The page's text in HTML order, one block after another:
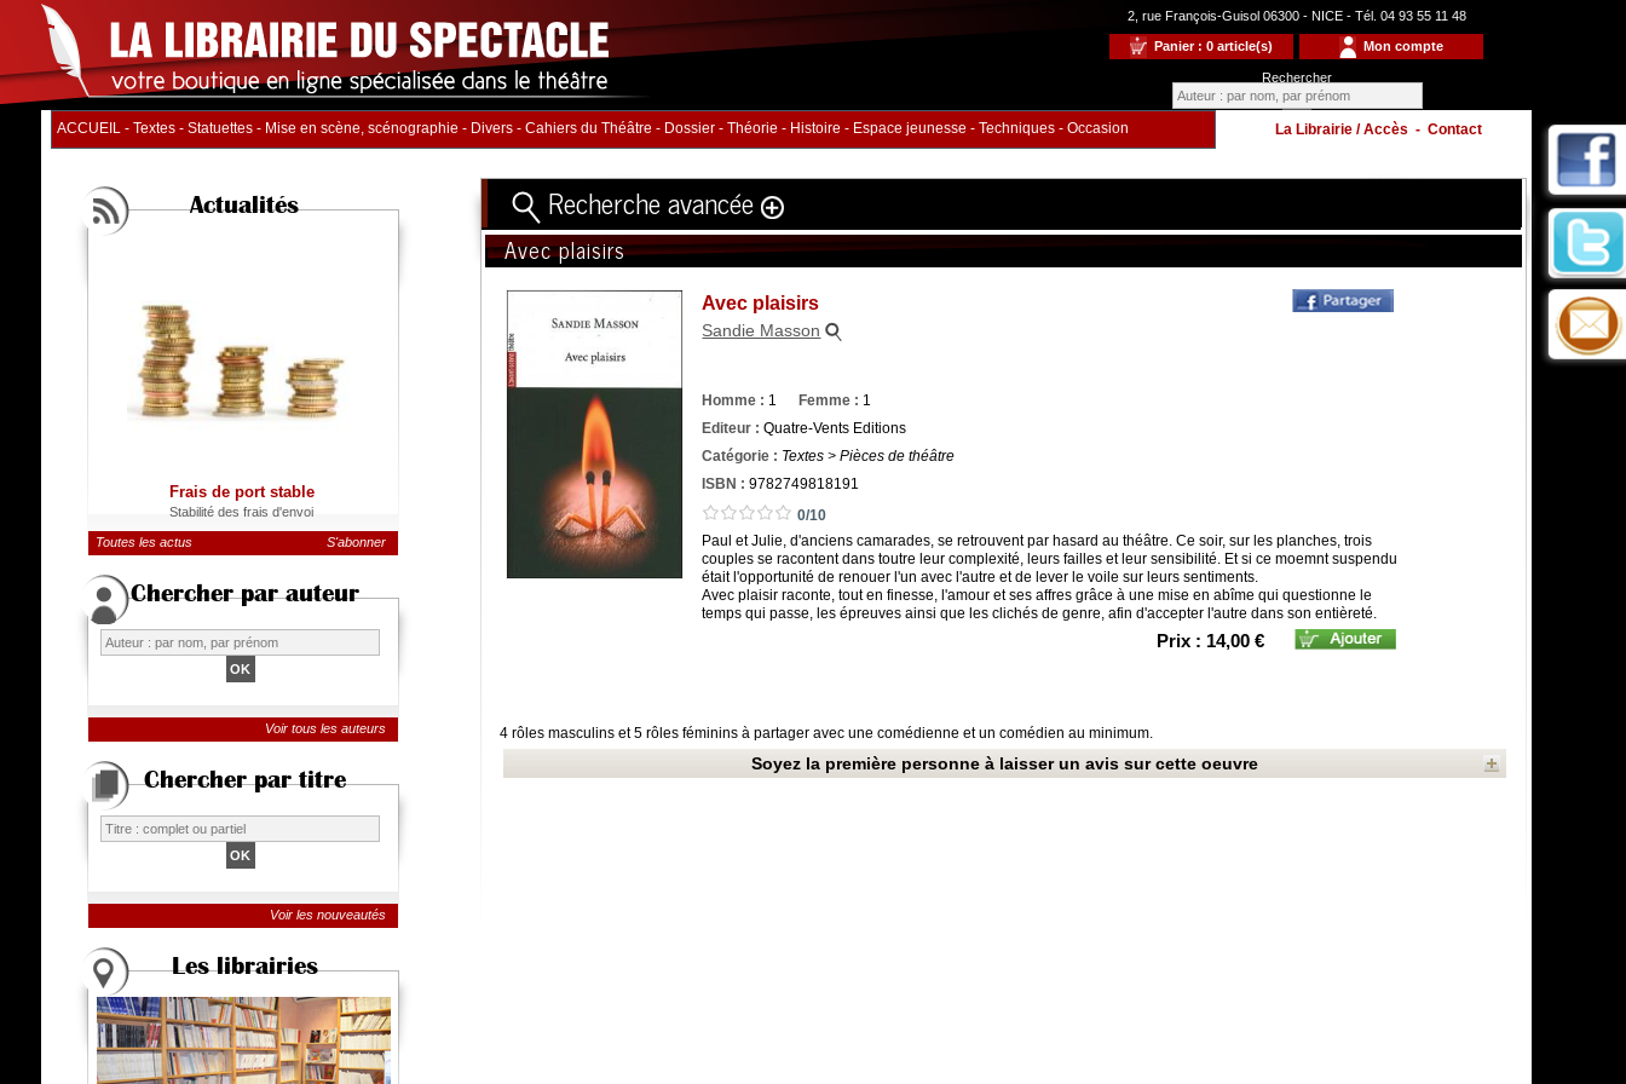
2, rue François-Guisol 06300 - NICE - Tél. 04 93 55 11 48
Panier : 0 article(s) Mon compte
Rechercher
ACCUEIL - Textes - Statuettes - Mise en scène, scénographie - Divers - Cahiers du Théâtre - Dossier - Théorie - Histoire - Espace jeunesse - Techniques - Occasion La Librairie / Accès - Contact
Actualités
Frais de port stable
Stabilité des frais d'envoi
Toutes les actus S'abonner
Chercher par auteur
Voir tous les auteurs
Chercher par titre
Voir les nouveautés
Les librairies
Recherche avancée
Titre Volume
Auteur
Distribution:
Nb. d'hommes :
Nb. Femmes
Avec plaisirs
Avec plaisirs
Sandie Masson
Homme : 1 Femme : 1
Editeur : Quatre-Vents Editions
Catégorie : Textes > Pièces de théâtre
ISBN : 9782749818191
0/10
Paul et Julie, d'anciens camarades, se retrouvent par hasard au théâtre. Ce soir, sur les planches, trois
couples se racontent dans toutre leur complexité, leurs failles et leur sensibilité. Et si ce moemnt suspendu
était l'opportunité de renouer l'un avec l'autre et de lever le voile sur leurs sentiments.
Avec plaisir raconte, tout en finesse, l'amour et ses affres grâce à une mise en abîme qui questionne le
temps qui passe, les épreuves ainsi que les clichés de genre, afin d'accepter l'autre dans son entièreté.
Prix : 14,00 €
4 rôles masculins et 5 rôles féminins à partager avec une comédienne et un comédien au minimum.
Soyez la première personne à laisser un avis sur cette oeuvre